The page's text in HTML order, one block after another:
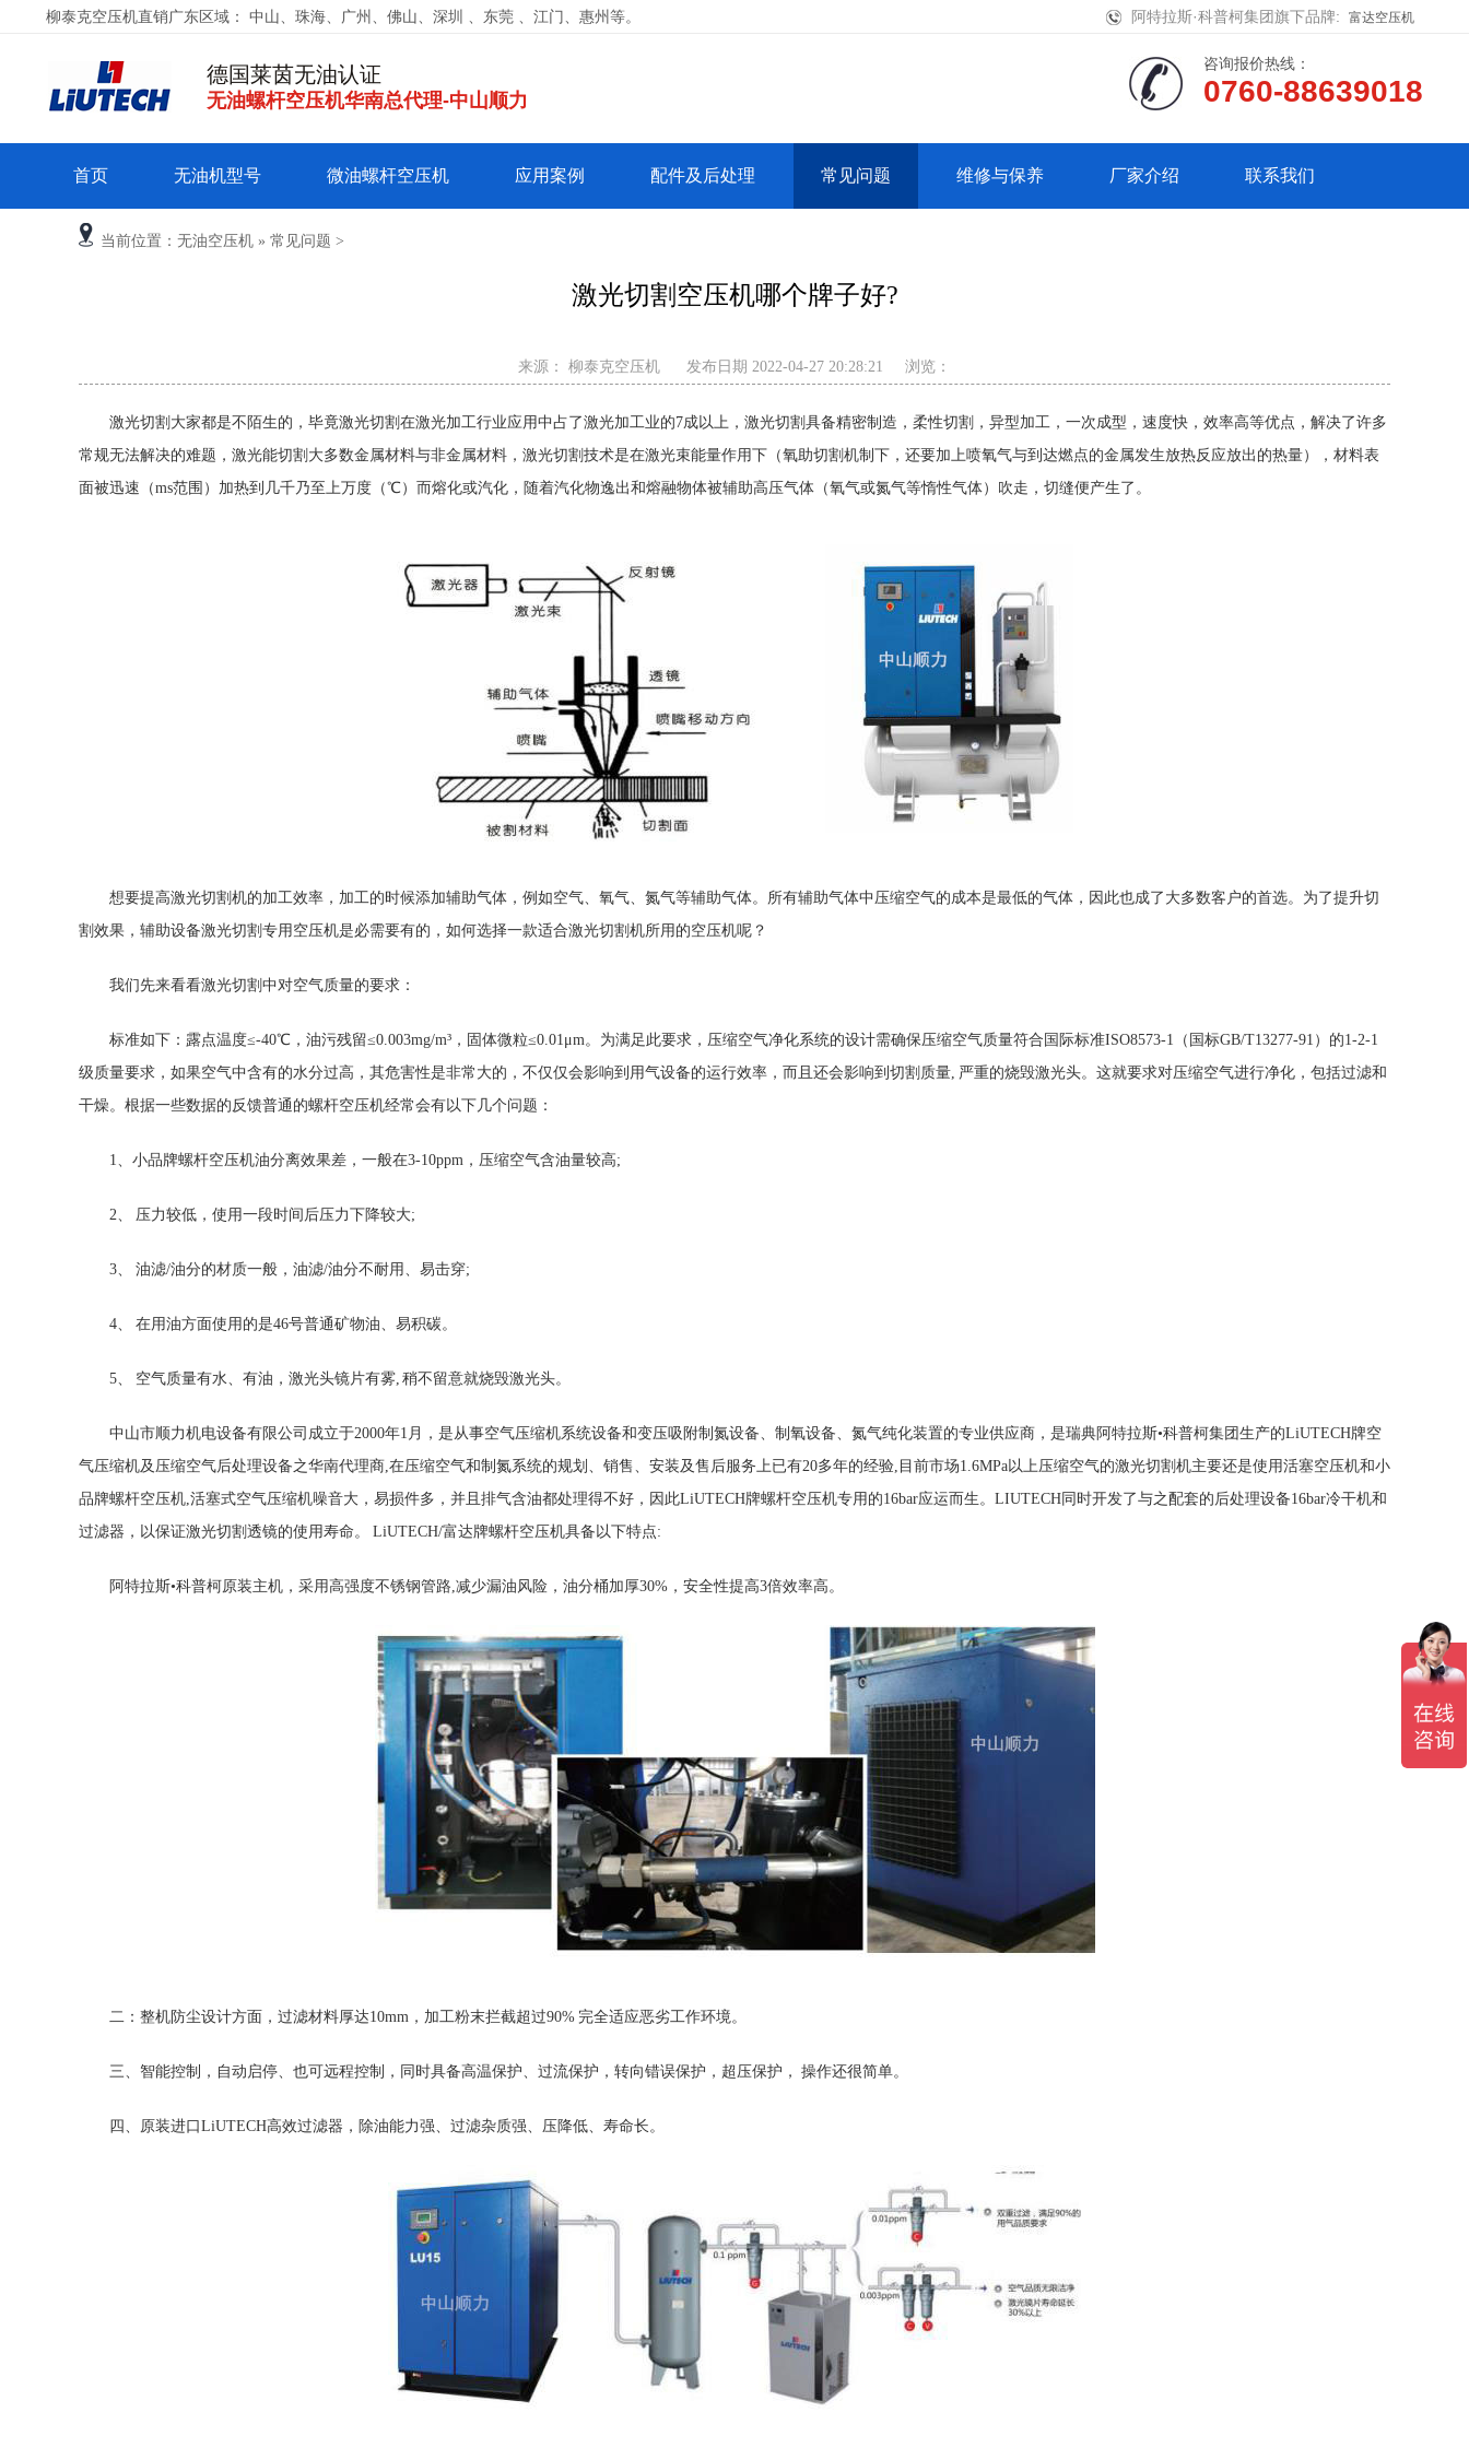
阿特拉斯·科普柯集团旗下品牌: 富达空压机
柳泰克空压机直销广东区域： 中山、珠海、广州、佛山、深圳 、东莞 、江门、惠州等。
咨询报价热线：
0760-88639018
德国莱茵无油认证
无油螺杆空压机华南总代理-中山顺力
首页 无油机型号 微油螺杆空压机 应用案例 配件及后处理 常见问题 维修与保养 厂家介绍 联系我们
当前位置： 无油空压机 » 常见问题 >
激光切割空压机哪个牌子好?
来源： 柳泰克空压机 发布日期 2022-04-27 20:28:21 浏览：
激光切割大家都是不陌生的，毕竟激光切割在激光加工行业应用中占了激光加工业的7成以上，激光切割具备精密制造，柔性切割，异型加工，一次成型，速度快，效率高等优点，解决了许多
常规无法解决的难题，激光能切割大多数金属材料与非金属材料，激光切割技术是在激光束能量作用下（氧助切割机制下，还要加上喷氧气与到达燃点的金属发生放热反应放出的热量），材料表
面被迅速（ms范围）加热到几千乃至上万度（℃）而熔化或汽化，随着汽化物逸出和熔融物体被辅助高压气体（氧气或氮气等惰性气体）吹走，切缝便产生了。
想要提高激光切割机的加工效率，加工的时候添加辅助气体，例如空气、氧气、氮气等辅助气体。所有辅助气体中压缩空气的成本是最低的气体，因此也成了大多数客户的首选。为了提升切
割效果，辅助设备激光切割专用空压机是必需要有的，如何选择一款适合激光切割机所用的空压机呢？
我们先来看看激光切割中对空气质量的要求：
标准如下：露点温度≤-40℃，油污残留≤0.003mg/m³，固体微粒≤0.01μm。为满足此要求，压缩空气净化系统的设计需确保压缩空气质量符合国际标准ISO8573-1（国标GB/T13277-91）的1-2-1
级质量要求，如果空气中含有的水分过高，其危害性是非常大的，不仅仅会影响到用气设备的运行效率，而且还会影响到切割质量, 严重的烧毁激光头。这就要求对压缩空气进行净化，包括过滤和
干燥。根据一些数据的反馈普通的螺杆空压机经常会有以下几个问题：
1、小品牌螺杆空压机油分离效果差，一般在3-10ppm，压缩空气含油量较高;
2、 压力较低，使用一段时间后压力下降较大;
3、 油滤/油分的材质一般，油滤/油分不耐用、易击穿;
4、 在用油方面使用的是46号普通矿物油、易积碳。
5、 空气质量有水、有油，激光头镜片有雾, 稍不留意就烧毁激光头。
中山市顺力机电设备有限公司成立于2000年1月，是从事空气压缩机系统设备和变压吸附制氮设备、制氧设备、氮气纯化装置的专业供应商，是瑞典阿特拉斯•科普柯集团生产的LiUTECH牌空
气压缩机及压缩空气后处理设备之华南代理商,在压缩空气和制氮系统的规划、销售、安装及售后服务上已有20多年的经验,目前市场1.6MPa以上压缩空气的激光切割机主要还是使用活塞空压机和小
品牌螺杆空压机,活塞式空气压缩机噪音大，易损件多，并且排气含油都处理得不好，因此LiUTECH牌螺杆空压机专用的16bar应运而生。LIUTECH同时开发了与之配套的后处理设备16bar冷干机和
过滤器，以保证激光切割透镜的使用寿命。 LiUTECH/富达牌螺杆空压机具备以下特点:
阿特拉斯•科普柯原装主机，采用高强度不锈钢管路,减少漏油风险，油分桶加厚30%，安全性提高3倍效率高。
二：整机防尘设计方面，过滤材料厚达10mm，加工粉末拦截超过90% 完全适应恶劣工作环境。
三、智能控制，自动启停、也可远程控制，同时具备高温保护、过流保护，转向错误保护，超压保护， 操作还很简单。
四、原装进口LiUTECH高效过滤器，除油能力强、过滤杂质强、压降低、寿命长。